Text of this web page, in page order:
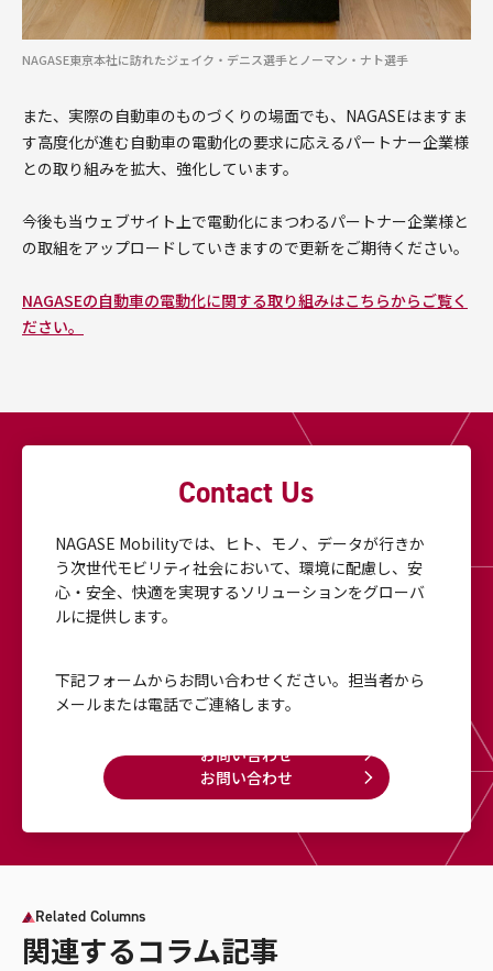
NAGASE東京本社に訪れたジェイク・デニス選手とノーマン・ナト選手
また、実際の自動車のものづくりの場面でも、NAGASEはますま
す高度化が進む自動車の電動化の要求に応えるパートナー企業様
との取り組みを拡大、強化しています。
今後も当ウェブサイト上で電動化にまつわるパートナー企業様と
の取組をアップロードしていきますので更新をご期待ください。
NAGASEの自動車の電動化に関する取り組みはこちらからご覧く
ださい。
Contact Us
NAGASE Mobilityでは、ヒト、モノ、データが行きか
う次世代モビリティ社会において、 環境に配慮し、安
心・安全、快適を実現するソリューションをグローバ
ルに提供します。
下記フォームからお問い合わせください。 担当者から
メールまたは電話でご連絡します。
お問い合わせ
お問い合わせ
Related Columns
関連するコラム記事